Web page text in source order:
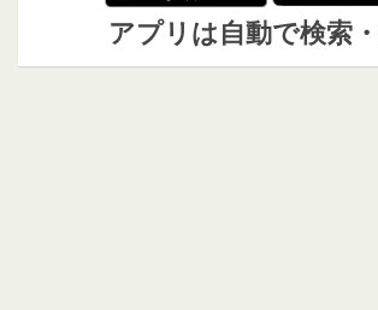
アプリは自動で検索